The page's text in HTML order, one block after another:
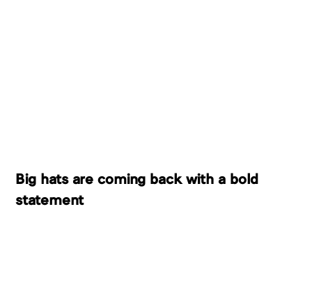
Big hats are coming back with a bold
statement